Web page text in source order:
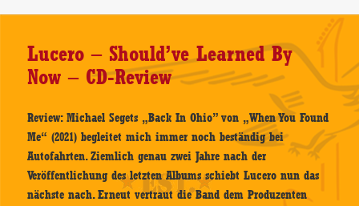
CD-
Review
Lucero – Should’ve Learned By
Now – CD-Review
Review: Michael Segets „Back In Ohio” von „When You Found
Me“ (2021) begleitet mich immer noch beständig bei
Autofahrten. Ziemlich genau zwei Jahre nach der
Veröffentlichung des letzten Albums schiebt Lucero nun das
nächste nach. Erneut vertraut die Band dem Produzenten